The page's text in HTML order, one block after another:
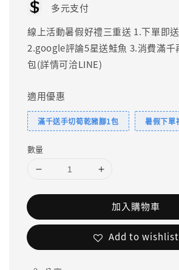
多元支付
線上活動暑假好禮三重送 1.下單即
2.google評論5星送鮭魚 3.消費滿千
包(詳情可洽LINE)
適用優惠
滿千送手切筍乾豬腳1包 暑假下單
數量
加入購物車
Add to wishlist